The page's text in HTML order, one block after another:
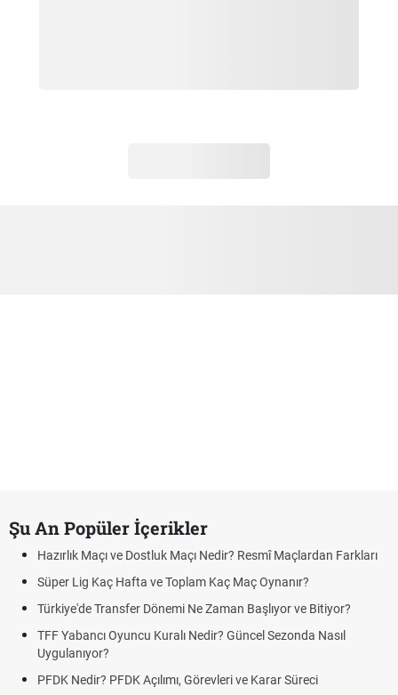
Şu An Popüler İçerikler
Hazırlık Maçı ve Dostluk Maçı Nedir? Resmî Maçlardan Farkları
Süper Lig Kaç Hafta ve Toplam Kaç Maç Oynanır?
Türkiye'de Transfer Dönemi Ne Zaman Başlıyor ve Bitiyor?
TFF Yabancı Oyuncu Kuralı Nedir? Güncel Sezonda Nasıl
Uygulanıyor?
PFDK Nedir? PFDK Açılımı, Görevleri ve Karar Süreci